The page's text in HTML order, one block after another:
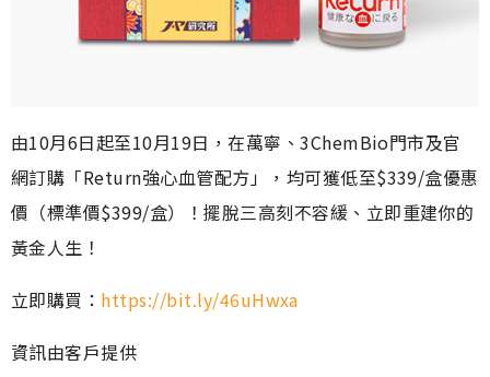
由10月6日起至10月19日，在萬寧、3ChemBio門市及官
網訂購「Return強心血管配方」，均可獲低至$339/盒優惠
價（標準價$399/盒）！擺脫三高刻不容緩、立即重建你的
黃金人生！
立即購買： https://bit.ly/46uHwxa
資訊由客戶提供